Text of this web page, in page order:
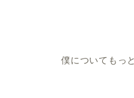
僕についてもっ